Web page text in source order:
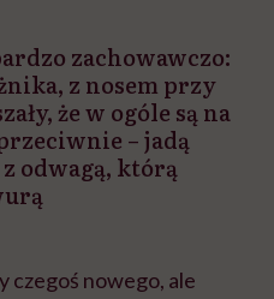
zachowawczo:
z nosem przy
że w ogóle są na
– jadą
odwagą, którą
czegoś nowego, ale